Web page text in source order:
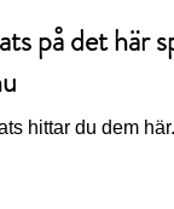
på det här
hittar du dem här.